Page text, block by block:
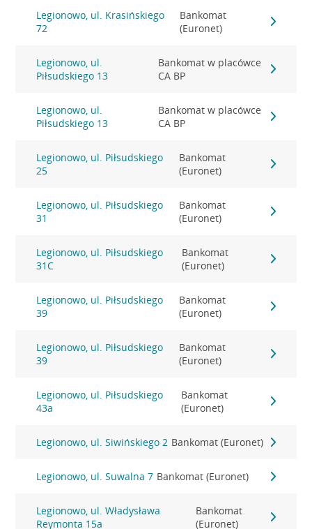
Legionowo, ul. Krasińskiego
72
Bankomat
(Euronet)
Legionowo, ul.
Piłsudskiego 13
Bankomat w placówce
CA BP
Legionowo, ul.
Piłsudskiego 13
Bankomat w placówce
CA BP
Legionowo, ul. Piłsudskiego
25
Bankomat
(Euronet)
Legionowo, ul. Piłsudskiego
31
Bankomat
(Euronet)
Legionowo, ul. Piłsudskiego
31C
Bankomat
(Euronet)
Legionowo, ul. Piłsudskiego
39
Bankomat
(Euronet)
Legionowo, ul. Piłsudskiego
39
Bankomat
(Euronet)
Legionowo, ul. Piłsudskiego
43a
Bankomat
(Euronet)
Legionowo, ul. Siwińskiego 2 Bankomat (Euronet)
Legionowo, ul. Suwalna 7 Bankomat (Euronet)
Legionowo, ul. Władysława
Reymonta 15a
Bankomat
(Euronet)